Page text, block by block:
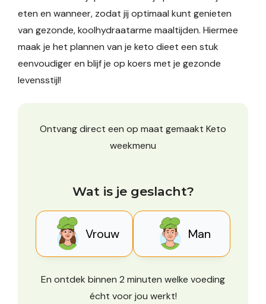
eten en wanneer, zodat jij optimaal kunt genieten
van gezonde, koolhydraatarme maaltijden. Hiermee
maak je het plannen van je keto dieet een stuk
eenvoudiger en blijf je op koers met je gezonde
levensstijl!
Ontvang direct een op maat gemaakt Keto
weekmenu
Wat is je geslacht?
Vrouw Man
En ontdek binnen 2 minuten welke voeding
écht voor jou werkt!